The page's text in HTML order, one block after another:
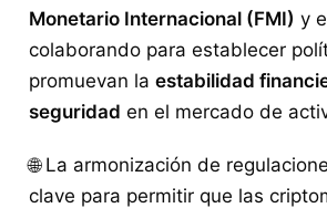
Monetario Internacional (FMI) y
colaborando para establecer
promuevan la estabilidad
seguridad en el mercado de
🌐 La armonización de
clave para permitir que las